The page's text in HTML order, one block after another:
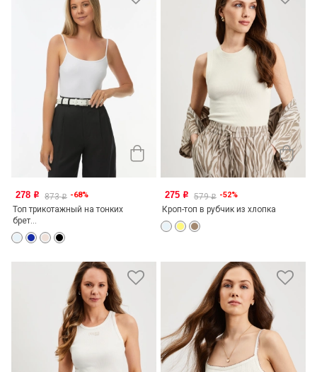
278 o 873o -68%
Топ трикотажный на тонких
брет...
275 o 579o -52%
Кроп-топ в рубчик из хлопка